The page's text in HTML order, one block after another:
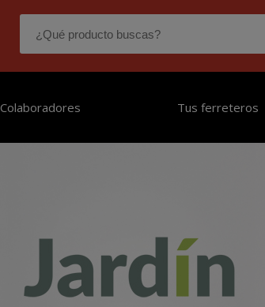
Colaboradores Tus ferreteros